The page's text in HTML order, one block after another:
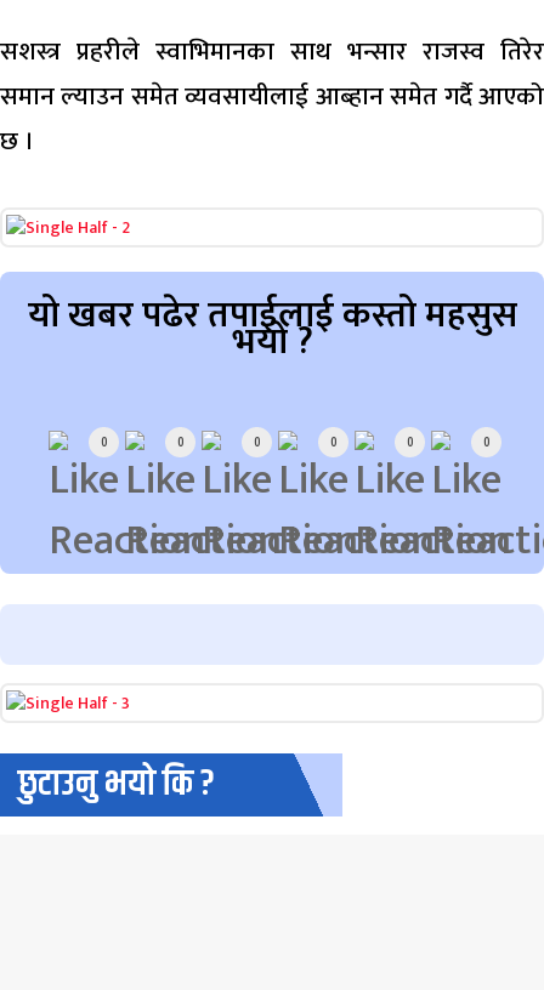
सशस्त्र प्रहरीले स्वाभिमानका साथ भन्सार राजस्व तिरेर
समान ल्याउन समेत व्यवसायीलाई आब्हान समेत गर्दै आएको
छ ।
यो खबर पढेर तपाईलाई कस्तो महसुस
भयो ?
0 0 0 0 0 0
छुटाउनु भयो कि ?